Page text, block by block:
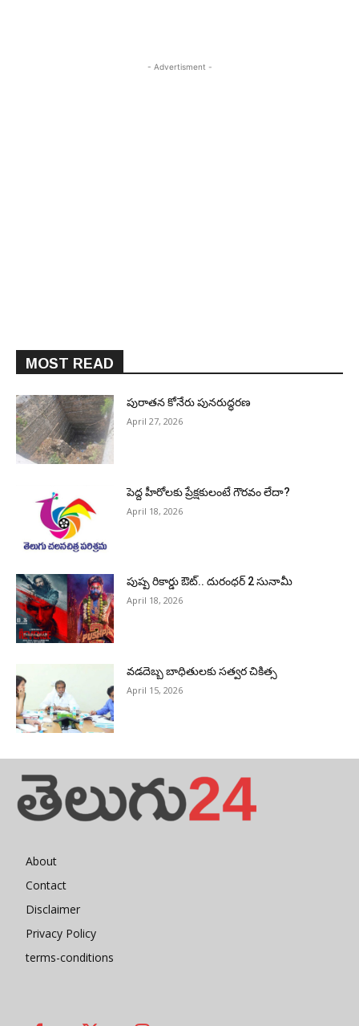
- Advertisment -
MOST READ
పురాత‌న కోనేరు పున‌రుద్ధ‌ర‌ణ
April 27, 2026
పెద్ద హీరోల‌కు ప్రేక్ష‌కులంటే గౌర‌వం లేదా?
April 18, 2026
పుష్ప రికార్డు ఔట్‌.. దురంధ‌ర్ 2 సునామీ
April 18, 2026
వడదెబ్బ బాధితులకు సత్వర చికిత్స
April 15, 2026
About
Contact
Disclaimer
Privacy Policy
terms-conditions